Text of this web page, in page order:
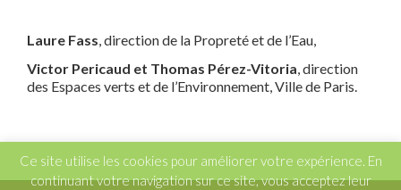
Laure Fass , direction de la Propreté et de l’Eau,
Victor Pericaud et Thomas Pérez-Vitoria , direction
des Espaces verts et de l’Environnement, Ville de Paris.
Ce site utilise les cookies pour améliorer votre expérience. En
continuant votre navigation sur ce site, vous acceptez leur